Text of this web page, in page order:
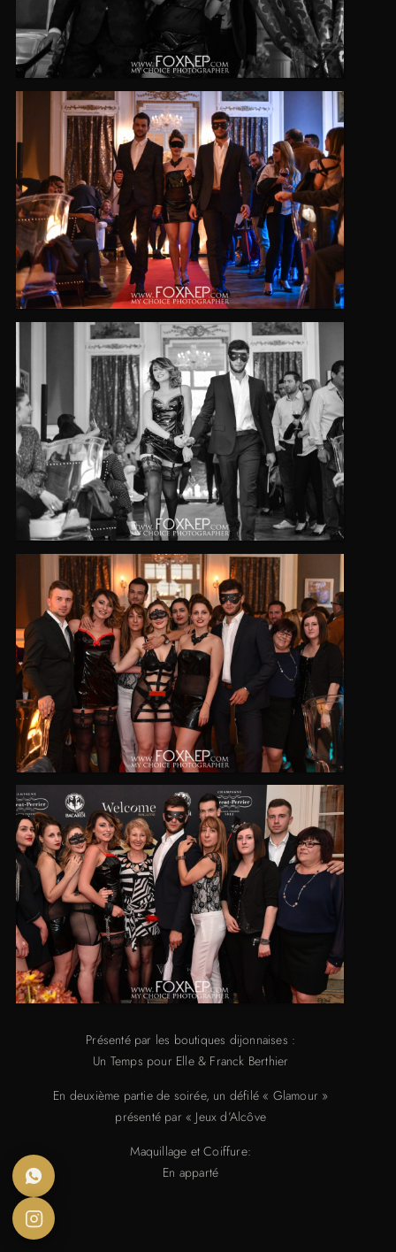
Présenté par les boutiques dijonnaises :
Un Temps pour Elle & Franck Berthier
En deuxième partie de soirée, un défilé « Glamour »
présenté par « Jeux d’Alcôve
Maquillage et Coiffure:
En apparté